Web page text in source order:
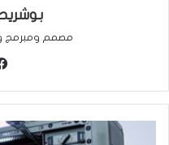
مصمم ومبرمج